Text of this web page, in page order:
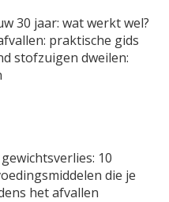
30 jaar: wat werkt wel?
praktische gids
stofzuigen dweilen:
10
die je
het afvallen